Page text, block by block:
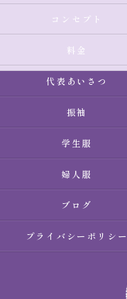
コンセプト
料金
代表あいさつ
振袖
学生服
婦人服
ブログ
プライバシーポリシー